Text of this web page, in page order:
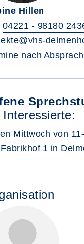
Hillen
04221 - 98180
nach
Interessierte:
Mittwoch von
1 in